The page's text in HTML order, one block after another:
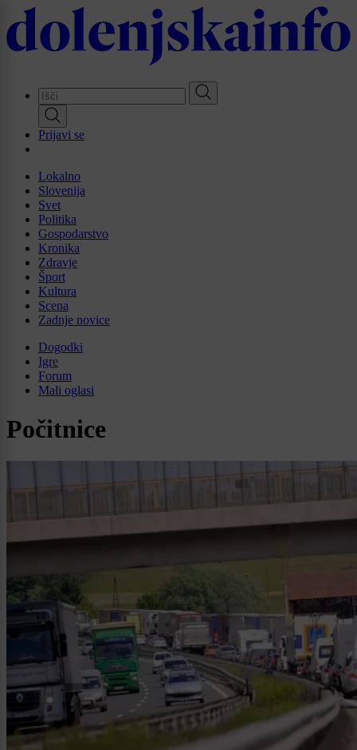
Skip
to
main
Prijavi se
Lokalno
Slovenija
Svet
Politika
Gospodarstvo
Kronika
Zdravje
Šport
Kultura
Scena
Zadnje novice
Dogodki
Igre
Forum
Mali oglasi
Počitnice